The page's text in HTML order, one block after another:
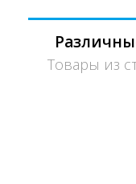
Товары из